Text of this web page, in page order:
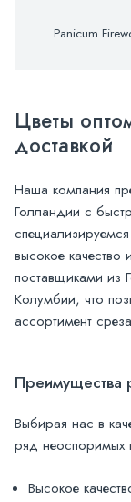
Panicum
Цветы
доставкой
Наша компания
Голландии с
высокое
поставщиками из
Колумбии, что
ассортимент
Преимущества
Выбирая нас в
ряд неоспоримых
Высокое